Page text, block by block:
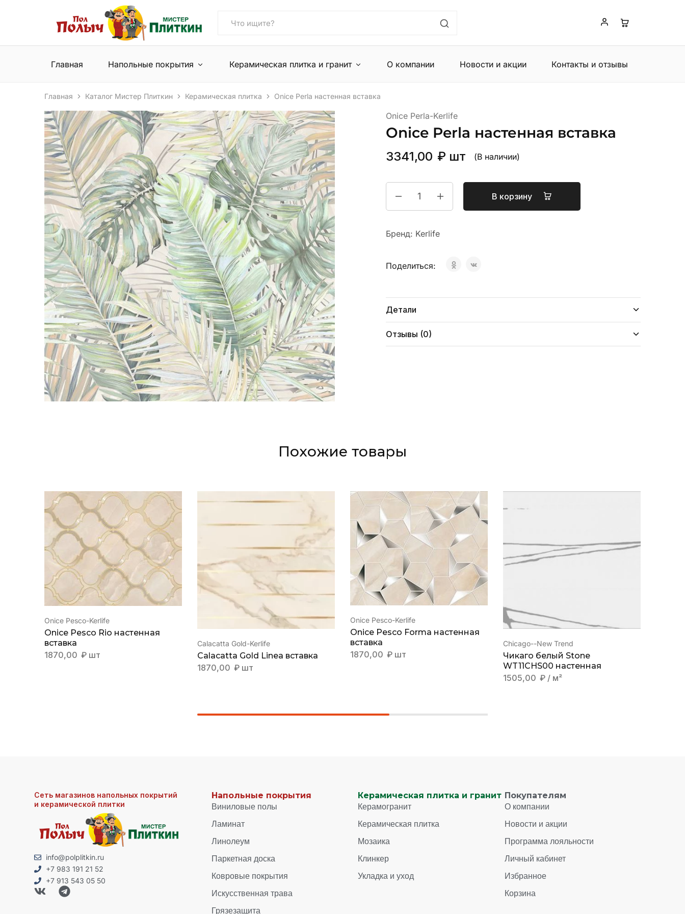
Пол
Полыч
Плиткин
Сеть
магазинов
и
керамической
Главная Напольные покрытия Керамическая плитка и гранит О компании Новости и акции Контакты и отзывы
Главная Каталог Мистер Плиткин Керамическая плитка Onice Perla настенная вставка
Onice Perla-Kerlife
Onice Perla настенная вставка
3341,00 ₽ шт (В наличии)
В корзину
Бренд: Kerlife
Поделиться:
Детали
Отзывы (0)
Похожие товары
Onice Pesco-Kerlife
Onice Pesco Rio настенная
вставка
1870,00 ₽ шт
Calacatta Gold-Kerlife
Calacatta Gold Linea вставка
1870,00 ₽ шт
Onice Pesco-Kerlife
Onice Pesco Forma настенная
вставка
1870,00 ₽ шт
Chicago--New Trend
Чикаго белый Stone
WT11CHS00 настенная
1505,00 ₽ / м²
Сеть магазинов напольных покрытий
и керамической плитки
info@polplitkin.ru
+7 983 191 21 52
+7 913 543 05 50
Напольные покрытия
Виниловые полы
Ламинат
Линолеум
Паркетная доска
Ковровые покрытия
Искусственная трава
Грязезащита
Керамическая плитка и гранит
Керамогранит
Керамическая плитка
Мозаика
Клинкер
Укладка и уход
Покупателям
О компании
Новости и акции
Программа лояльности
Личный кабинет
Избранное
Корзина